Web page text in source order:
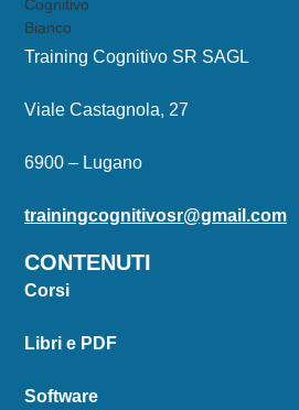
Training Cognitivo SR SAGL
Viale Castagnola, 27
6900 – Lugano
trainingcognitivosr@gmail.com
CONTENUTI
Corsi
Libri e PDF
Software